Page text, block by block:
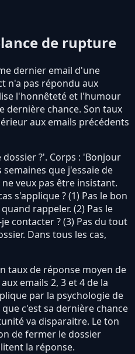
de rupture
dernier email d'une
n'a pas répondu aux
l'honnêteté et l'humour
dernière chance. Son taux
aux emails précédents
?'. Corps : 'Bonjour
que j'essaie de
veux pas être insistant.
s'applique ? (1) Pas le bon
rappeler. (2) Pas le
contacter ? (3) Pas du tout
Dans tous les cas,
taux de réponse moyen de
emails 2, 3 et 4 de la
par la psychologie de
c'est sa dernière chance
va disparaitre. Le ton
de fermer le dossier
la réponse.